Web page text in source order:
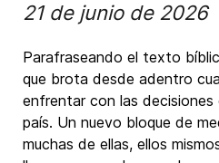
21 de junio de 2026
Parafraseando el texto
que brota desde adentro
enfrentar con las
país. Un nuevo bloque de
muchas de ellas, ellos